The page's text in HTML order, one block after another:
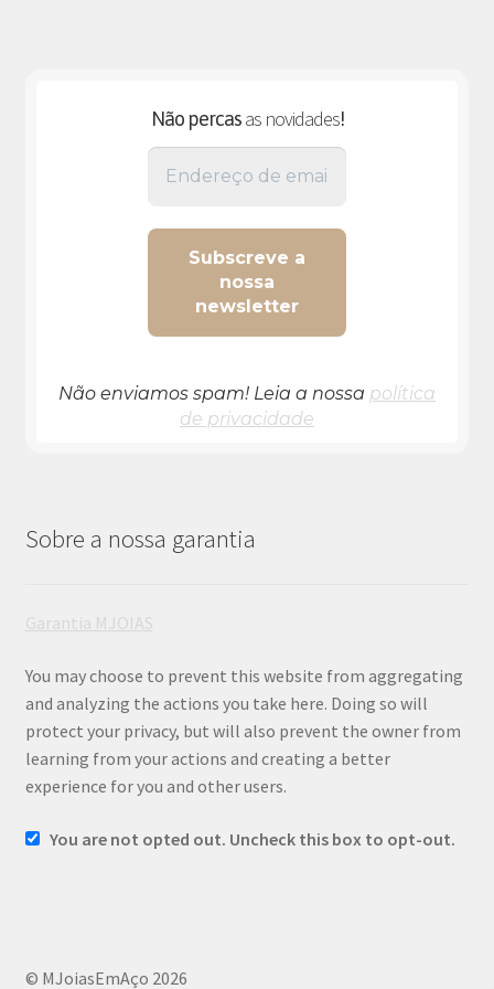
Não percasas novidades!
Não enviamos spam! Leia a nossa política
de privacidade
Sobre a nossa garantia
Garantia MJOIAS
You may choose to prevent this website from aggregating
and analyzing the actions you take here. Doing so will
protect your privacy, but will also prevent the owner from
learning from your actions and creating a better
experience for you and other users.
You are not opted out. Uncheck this box to opt-out.
© MJoiasEmAço 2026